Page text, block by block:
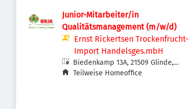
Junior-Mitarbeiter/in
Qualitätsmanagement (m/w/d)
Ernst Rickertsen Trockenfrucht-
Import Handelsges.mbH
Biedenkamp 13A, 21509 Glinde,
Deutschland
Teilweise Homeoffice